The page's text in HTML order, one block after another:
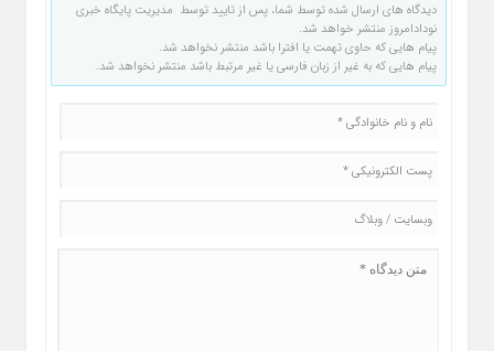
دیدگاه های ارسال شده توسط شما، پس از تایید توسط مدیریت پایگاه خبری
نودادامروز منتشر خواهد شد.
پیام هایی که حاوی تهمت یا افترا باشد منتشر نخواهد شد.
پیام هایی که به غیر از زبان فارسی یا غیر مرتبط باشد منتشر نخواهد شد.